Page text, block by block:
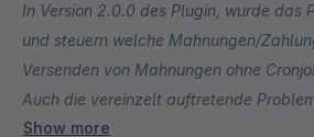
In Version 2.0.0 des Plugin, wurde das
und steuern welche Mahnungen/
Versenden von Mahnungen ohne
Auch die vereinzelt auftretende
Shopwarebug beim
Show more